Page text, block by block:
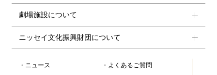
劇場施設について
ニッセイ文化振興財団について
ニュース よくあるご質問